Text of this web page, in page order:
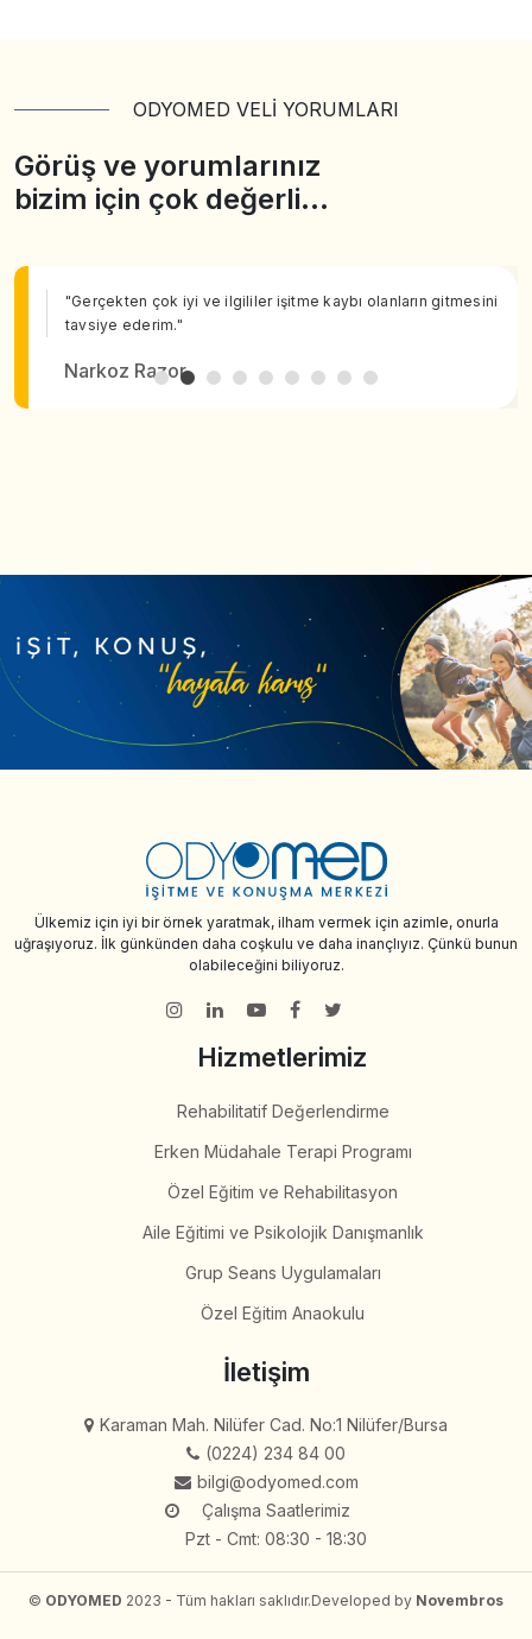
ODYOMED VELİ YORUMLARI
Görüş ve yorumlarınız
bizim için çok değerli…
"Gerçekten çok iyi ve ilgililer işitme kaybı olanların gitmesini
tavsiye ederim."
Narkoz Razor
Ülkemiz için iyi bir örnek yaratmak, ilham vermek için azimle, onurla
uğraşıyoruz. İlk günkünden daha coşkulu ve daha inançlıyız. Çünkü bunun
olabileceğini biliyoruz.
Hizmetlerimiz
Rehabilitatif Değerlendirme
Erken Müdahale Terapi Programı
Özel Eğitim ve Rehabilitasyon
Aile Eğitimi ve Psikolojik Danışmanlık
Grup Seans Uygulamaları
Özel Eğitim Anaokulu
İletişim
Karaman Mah. Nilüfer Cad. No:1 Nilüfer/Bursa
(0224) 234 84 00
bilgi@odyomed.com
Çalışma Saatlerimiz
Pzt - Cmt: 08:30 - 18:30
© ODYOMED 2023 - Tüm hakları saklıdır.Developed by Novembros